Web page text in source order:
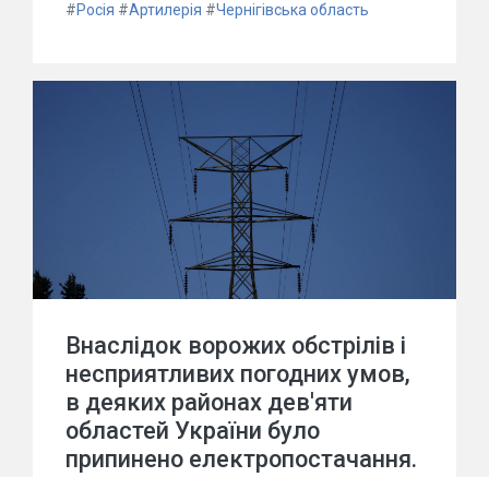
#Росія #Артилерія #Чернігівська область
Внаслідок ворожих обстрілів і
несприятливих погодних умов,
в деяких районах дев'яти
областей України було
припинено електропостачання.